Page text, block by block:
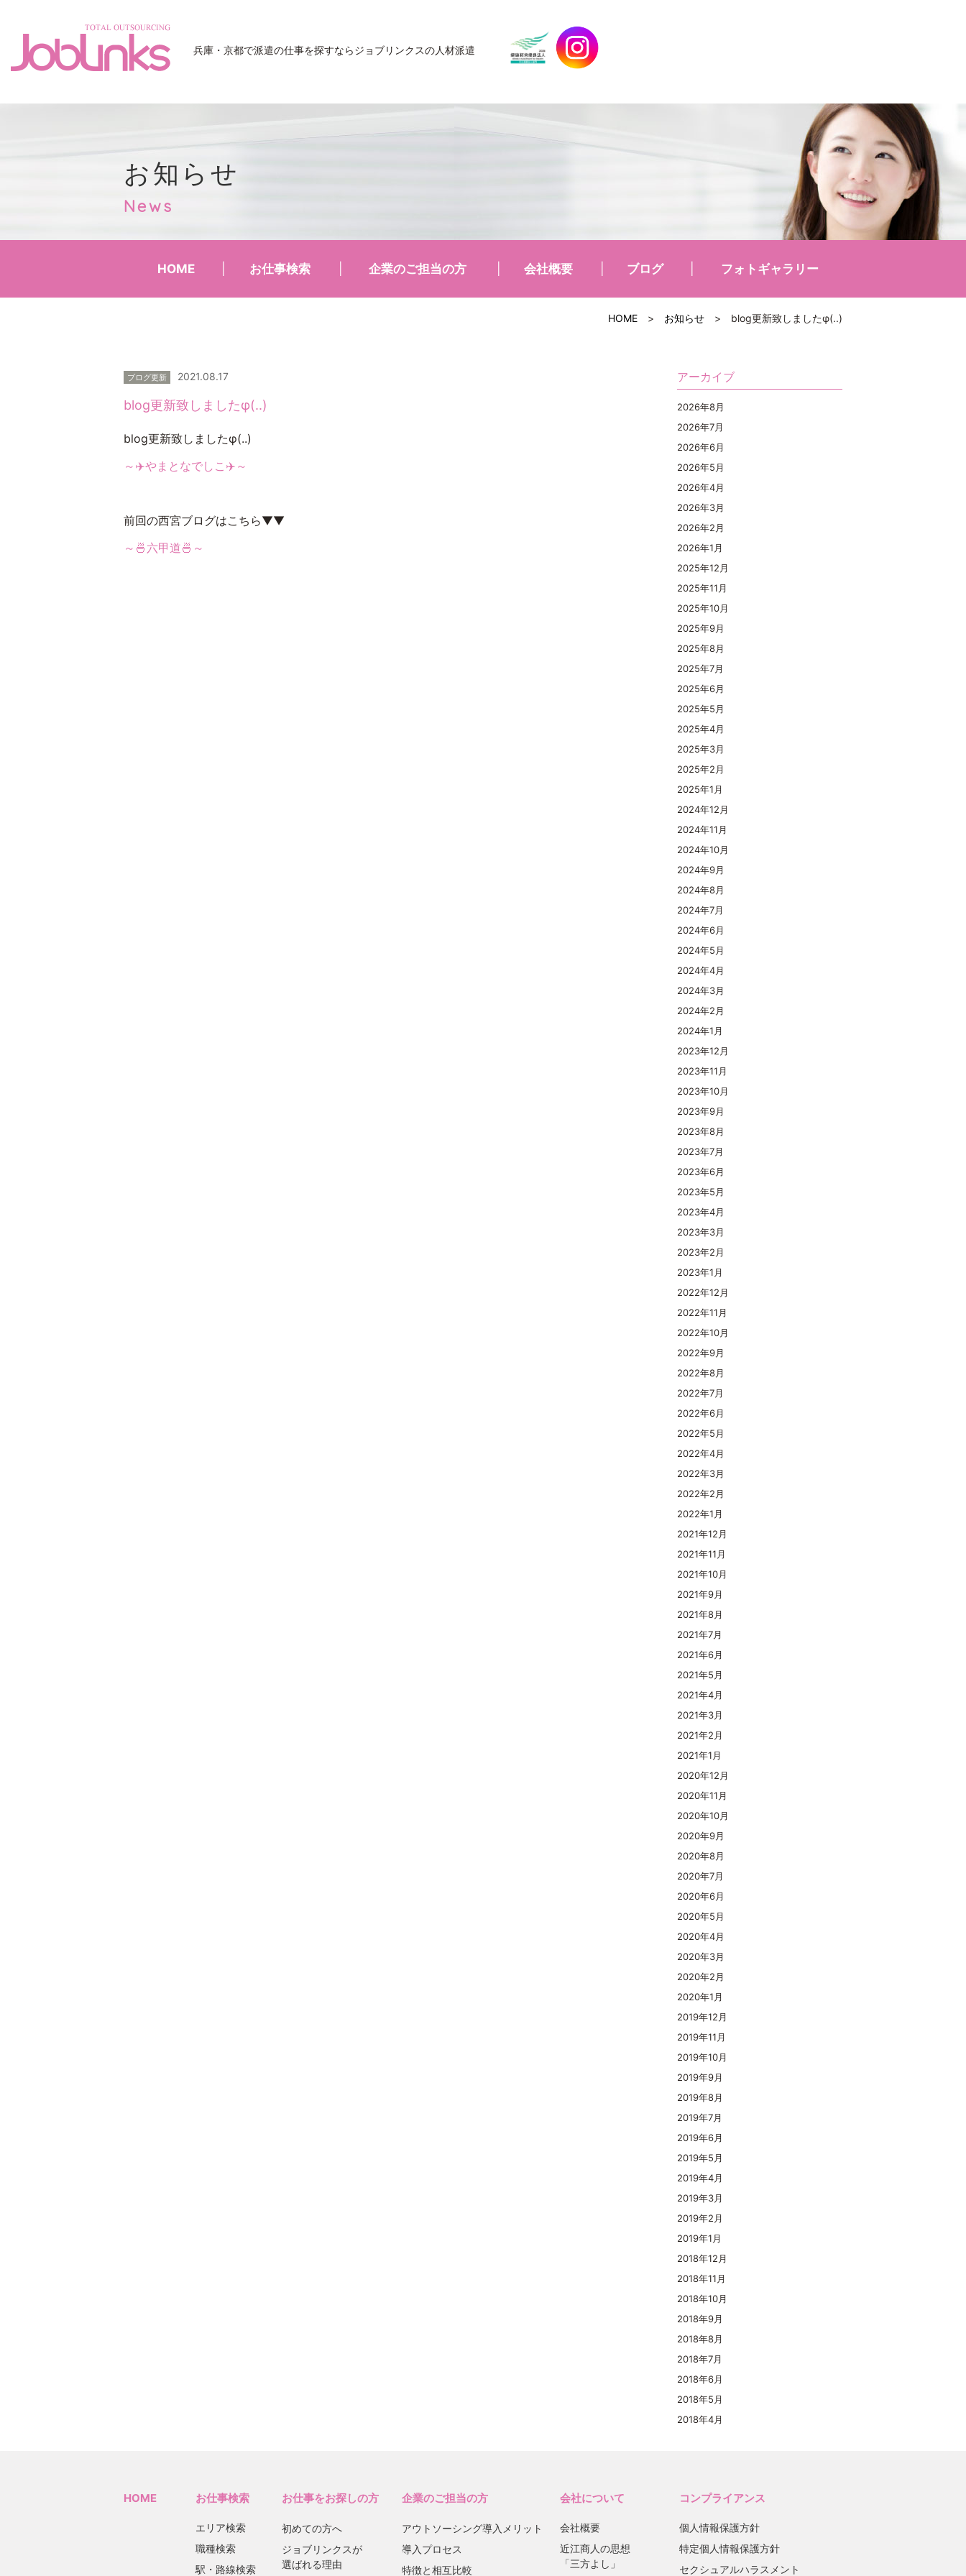
兵庫・京都で派遣の仕事を探すならジョブリンクスの人材派遣
お知らせ
News
HOME お仕事検索 企業のご担当の方 会社概要 ブログ フォトギャラリー
HOME > お知らせ > blog更新致しましたφ(..)
ブログ更新 2021.08.17
blog更新致しましたφ(..)
blog更新致しましたφ(..)
～✈️やまとなでしこ✈️～
前回の西宮ブログはこちら▼▼
～🍜六甲道🍜～
アーカイブ
2026年8月
2026年7月
2026年6月
2026年5月
2026年4月
2026年3月
2026年2月
2026年1月
2025年12月
2025年11月
2025年10月
2025年9月
2025年8月
2025年7月
2025年6月
2025年5月
2025年4月
2025年3月
2025年2月
2025年1月
2024年12月
2024年11月
2024年10月
2024年9月
2024年8月
2024年7月
2024年6月
2024年5月
2024年4月
2024年3月
2024年2月
2024年1月
2023年12月
2023年11月
2023年10月
2023年9月
2023年8月
2023年7月
2023年6月
2023年5月
2023年4月
2023年3月
2023年2月
2023年1月
2022年12月
2022年11月
2022年10月
2022年9月
2022年8月
2022年7月
2022年6月
2022年5月
2022年4月
2022年3月
2022年2月
2022年1月
2021年12月
2021年11月
2021年10月
2021年9月
2021年8月
2021年7月
2021年6月
2021年5月
2021年4月
2021年3月
2021年2月
2021年1月
2020年12月
2020年11月
2020年10月
2020年9月
2020年8月
2020年7月
2020年6月
2020年5月
2020年4月
2020年3月
2020年2月
2020年1月
2019年12月
2019年11月
2019年10月
2019年9月
2019年8月
2019年7月
2019年6月
2019年5月
2019年4月
2019年3月
2019年2月
2019年1月
2018年12月
2018年11月
2018年10月
2018年9月
2018年8月
2018年7月
2018年6月
2018年5月
2018年4月
HOME お仕事検索
エリア検索
職種検索
駅・路線検索
お仕事をお探しの方
初めての方へ
ジョブリンクスが
選ばれる理由
企業のご担当の方
アウトソーシング導入メリット
導入プロセス
特徴と相互比較
会社について
会社概要
近江商人の思想
「三方よし」
コンプライアンス
個人情報保護方針
特定個人情報保護方針
セクシュアルハラスメント